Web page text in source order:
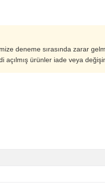
deneme sırasında zarar
açılmış ürünler iade veya